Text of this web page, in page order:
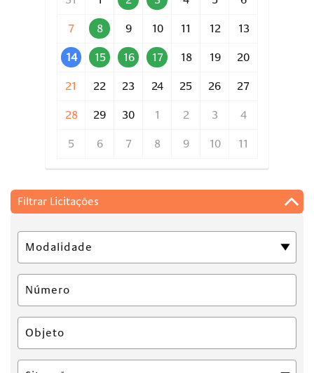
7 8 9 10 11 12 13
14 15 16 17 18 19 20
21 22 23 24 25 26 27
28 29 30 1 2 3 4
5 6 7 8 9 10 11
Filtrar Licitações